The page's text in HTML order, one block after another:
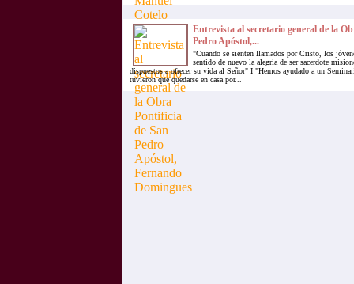
Entrevista al secretario general de la
Pedro Apóstol,...
"Cuando se sienten llamados por Cristo, los
sentido de nuevo la alegría de ser sacerdote
dispuestos a ofrecer su vida al Señor" I "Hemos ayudado a un
tuvieron que quedarse en casa por...